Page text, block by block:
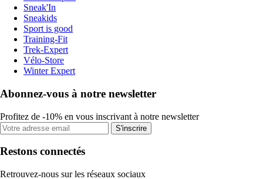
Sneak'In
Sneakids
Sport is good
Training-Fit
Trek-Expert
Vélo-Store
Winter Expert
Abonnez-vous à notre newsletter
Profitez de -10% en vous inscrivant à notre newsletter
S'inscrire
Restons connectés
Retrouvez-nous sur les réseaux sociaux